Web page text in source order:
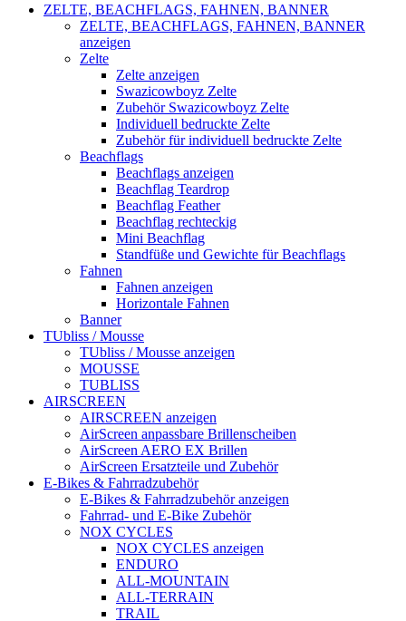
ZELTE, BEACHFLAGS, FAHNEN, BANNER
ZELTE, BEACHFLAGS, FAHNEN, BANNER
anzeigen
Zelte
Zelte anzeigen
Swazicowboyz Zelte
Zubehör Swazicowboyz Zelte
Individuell bedruckte Zelte
Zubehör für individuell bedruckte Zelte
Beachflags
Beachflags anzeigen
Beachflag Teardrop
Beachflag Feather
Beachflag rechteckig
Mini Beachflag
Standfüße und Gewichte für Beachflags
Fahnen
Fahnen anzeigen
Horizontale Fahnen
Banner
TUbliss / Mousse
TUbliss / Mousse anzeigen
MOUSSE
TUBLISS
AIRSCREEN
AIRSCREEN anzeigen
AirScreen anpassbare Brillenscheiben
AirScreen AERO EX Brillen
AirScreen Ersatzteile und Zubehör
E-Bikes & Fahrradzubehör
E-Bikes & Fahrradzubehör anzeigen
Fahrrad- und E-Bike Zubehör
NOX CYCLES
NOX CYCLES anzeigen
ENDURO
ALL-MOUNTAIN
ALL-TERRAIN
TRAIL